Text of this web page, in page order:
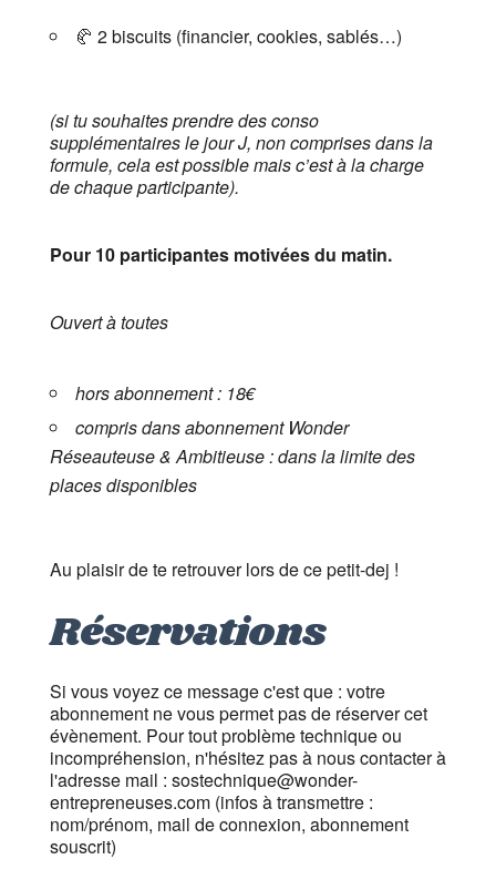
🥐 2 biscuits (financier, cookies, sablés…)
(si tu souhaites prendre des conso
supplémentaires le jour J, non comprises dans la
formule, cela est possible mais c’est à la charge
de chaque participante).
Pour 10 participantes motivées du matin.
Ouvert à toutes
hors abonnement : 18€
compris dans abonnement Wonder
Réseauteuse & Ambitieuse : dans la limite des
places disponibles
Au plaisir de te retrouver lors de ce petit-dej !
Réservations
Si vous voyez ce message c'est que : votre
abonnement ne vous permet pas de réserver cet
évènement. Pour tout problème technique ou
incompréhension, n'hésitez pas à nous contacter à
l'adresse mail : sostechnique@wonder-
entrepreneuses.com (infos à transmettre :
nom/prénom, mail de connexion, abonnement
souscrit)